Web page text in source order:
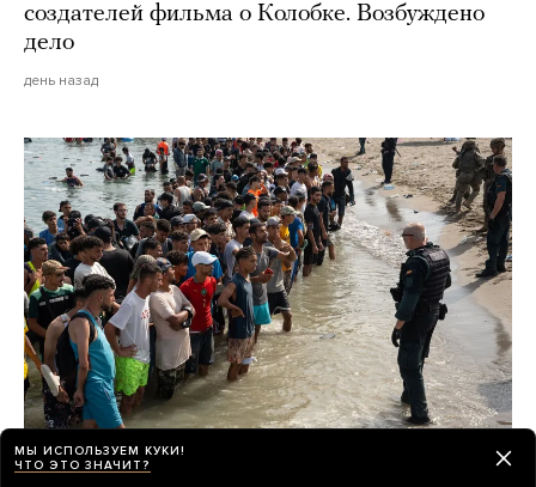
создателей фильма о Колобке. Возбуждено
дело
день назад
МЫ ИСПОЛЬЗУЕМ КУКИ!
ЧТО ЭТО ЗНАЧИТ?